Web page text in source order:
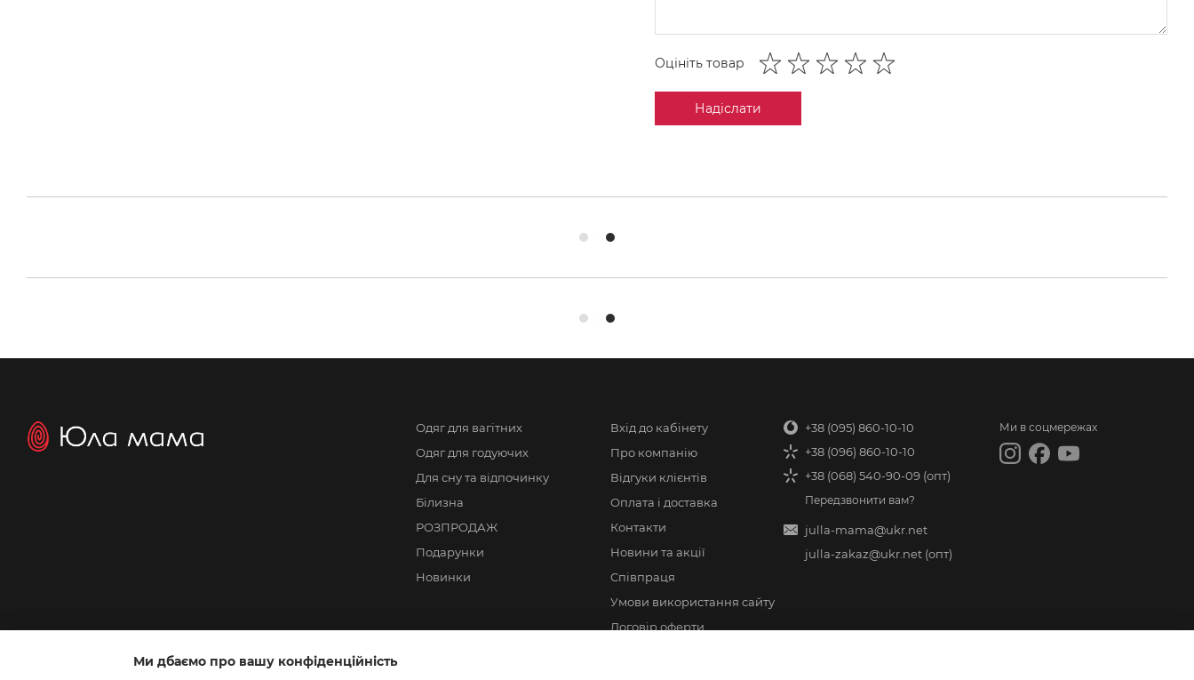
Оцініть товар
Надіслати
Інтернет-магазин створений з Хорошоп
Одяг для вагітних
Одяг для годуючих
Для сну та відпочинку
Білизна
РОЗПРОДАЖ
Подарунки
Новинки
Вхід до кабінету
Про компанію
Відгуки клієнтів
Оплата і доставка
Контакти
Новини та акції
Співпраця
Умови використання сайту
Договір оферти
+38 (095) 860-10-10
+38 (096) 860-10-10
+38 (068) 540-90-09 (опт)
Передзвонити вам?
julla-mama@ukr.net
julla-zakaz@ukr.net (опт)
Ми в соцмережах
Ми дбаємо про вашу конфіденційність